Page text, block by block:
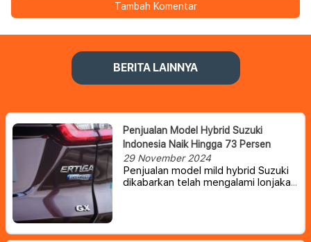
Tambah Komentar
BERITA LAINNYA
Penjualan Model Hybrid Suzuki
Indonesia Naik Hingga 73 Persen
29 November 2024
Penjualan model mild hybrid Suzuki
dikabarkan telah mengalami lonjakan